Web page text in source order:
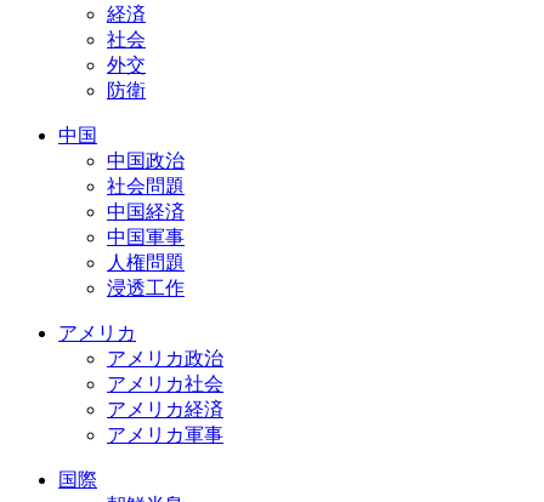
経済
社会
外交
防衛
中国
中国政治
社会問題
中国経済
中国軍事
人権問題
浸透工作
アメリカ
アメリカ政治
アメリカ社会
アメリカ経済
アメリカ軍事
国際